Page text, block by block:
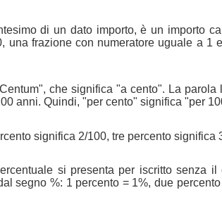
di un dato importo, è un importo
una frazione con numeratore uguale a 1
che significa "a cento". La parola
anni. Quindi, "per cento" significa "per
significa 2/100, tre percento significa
si presenta per iscritto senza il
segno %: 1 percento = 1%, due